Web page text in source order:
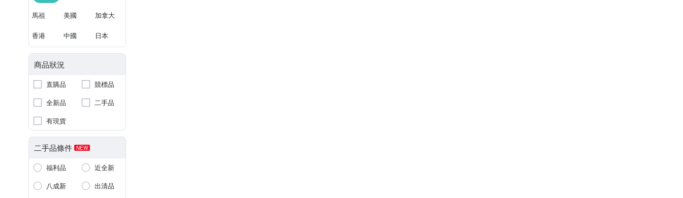
馬祖 美國 加拿大
香港 中國 日本
商品狀況
直購品
競標品
全新品
二手品
有現貨
二手品條件 NEW
福利品
近全新
八成新
出清品